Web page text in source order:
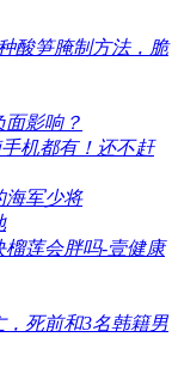
酸笋腌制方法，脆
影响？
机都有！还不赶
海军少将
莲会胖吗-壹健康
，死前和3名韩籍男